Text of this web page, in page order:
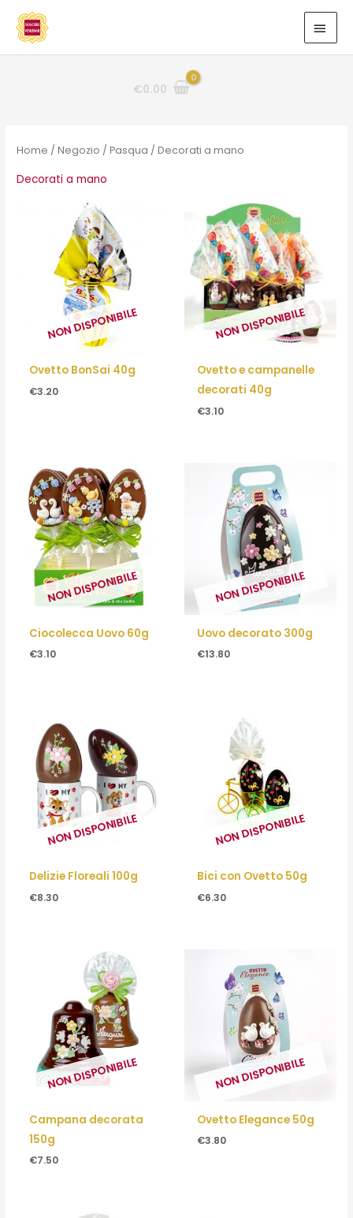
contenuto
€0.00
Home /Negozio /Pasqua / Decorati a mano
Decorati a mano
NON DISPONIBILE
Ovetto BonSai 40g
€3.20
NON DISPONIBILE
Ovetto e campanelle
decorati 40g
€3.10
NON DISPONIBILE
Ciocolecca Uovo 60g
€3.10
NON DISPONIBILE
Uovo decorato 300g
€13.80
NON DISPONIBILE
Delizie Floreali 100g
€8.30
NON DISPONIBILE
Bici con Ovetto 50g
€6.30
NON DISPONIBILE
Campana decorata
150g
€7.50
NON DISPONIBILE
Ovetto Elegance 50g
€3.80